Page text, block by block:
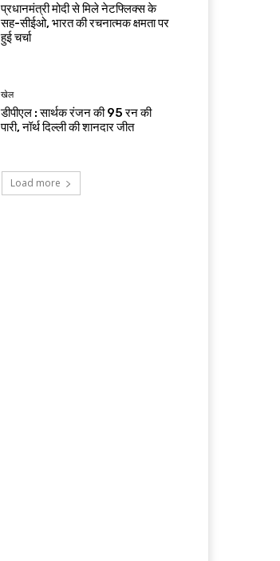
प्रधानमंत्री मोदी से मिले नेटफ्लिक्स के
सह-सीईओ, भारत की रचनात्मक क्षमता पर
हुई चर्चा
खेल
डीपीएल : सार्थक रंजन की 95 रन की
पारी, नॉर्थ दिल्ली की शानदार जीत
Load more